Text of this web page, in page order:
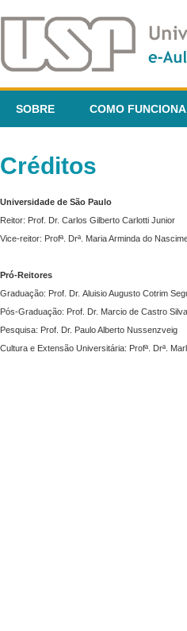
SOBRE COMO FUNCIONA
Créditos
Universidade de São Paulo
Reitor: Prof. Dr. Carlos Gilberto Carlotti Junior
Vice-reitor: Profª. Drª. Maria Arminda do
Pró-Reitores
Graduação: Prof. Dr. Aluisio Augusto Cotrim
Pós-Graduação: Prof. Dr. Marcio de Castro
Pesquisa: Prof. Dr. Paulo Alberto Nussenzveig
Cultura e Extensão Universitária: Profª. Drª.